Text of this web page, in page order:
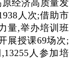
经济高质量发
人次;借助市
量,举办培训班
展授课69场次;
人参加培